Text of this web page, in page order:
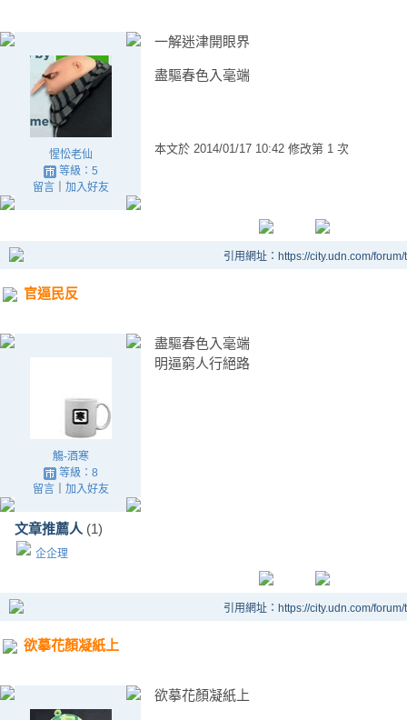
惺忪老仙
等級：5
留言｜ 加入好友
一解迷津開眼界
盡驅春色入毫端
本文於 2014/01/17 10:42 修改第 1 次
引用網址：https://city.udn.com/
官逼民反
觴-酒寒
等級：8
留言｜ 加入好友
文章推薦人 (1)
企企理
盡驅春色入毫端
明逼窮人行絕路
引用網址：https://city.udn.com/
欲摹花顏凝紙上
欲摹花顏凝紙上